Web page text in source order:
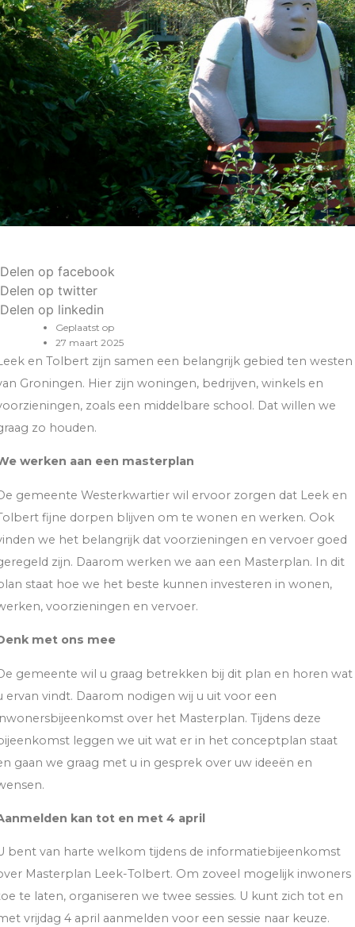
Delen op facebook
Delen op twitter
Delen op linkedin
Geplaatst op
27 maart 2025
en Tolbert zijn samen een belangrijk gebied ten westen
Groningen. Hier zijn woningen, bedrijven, winkels en
zoals een middelbare school. Dat willen we
zo houden.
werken aan een masterplan
gemeente Westerkwartier wil ervoor zorgen dat Leek en
fijne dorpen blijven om te wonen en werken. Ook
we het belangrijk dat voorzieningen en vervoer goed
zijn. Daarom werken we aan een Masterplan. In dit
staat hoe we het beste kunnen investeren in wonen,
voorzieningen en vervoer.
met ons mee
gemeente wil u graag betrekken bij dit plan en horen wat
ervan vindt. Daarom nodigen wij u uit voor een
over het Masterplan. Tijdens deze
leggen we uit wat er in het conceptplan staat
gaan we graag met u in gesprek over uw ideeën en
kan tot en met 4 april
bent van harte welkom tijdens de informatiebijeenkomst
Masterplan Leek-Tolbert. Om zoveel mogelijk inwoners
te laten, organiseren we twee sessies. U kunt zich tot en
vrijdag 4 april aanmelden voor een sessie naar keuze.